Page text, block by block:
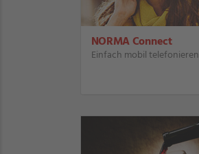
NORMA Connect
Einfach mobil telefonieren